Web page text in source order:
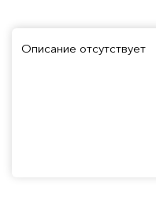
Описание отсутствует